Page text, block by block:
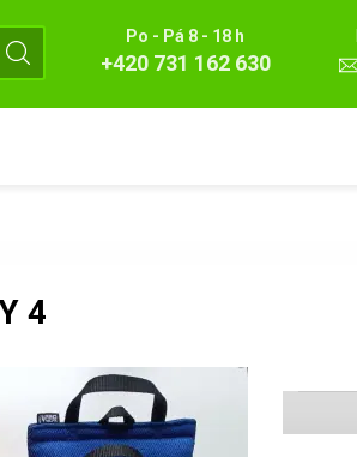
Po - Pá 8 - 18 h
+420 731 162 630
4